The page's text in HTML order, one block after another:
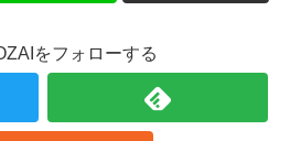
をフォローする